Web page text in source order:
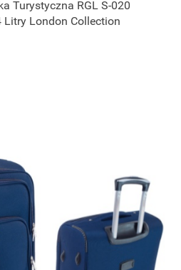
Turystyczna RGL S-020
Litry London Collection